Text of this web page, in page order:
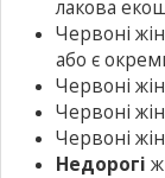
лакова
Червоні
або є
Червоні
Червоні
Червоні
Недорогі